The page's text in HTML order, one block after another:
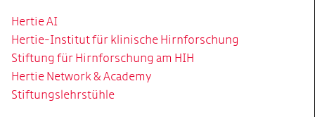
Hertie AI
Hertie-Institut für klinische Hirnforschung
Stiftung für Hirnforschung am HIH
Hertie Network & Academy
Stiftungslehrstühle